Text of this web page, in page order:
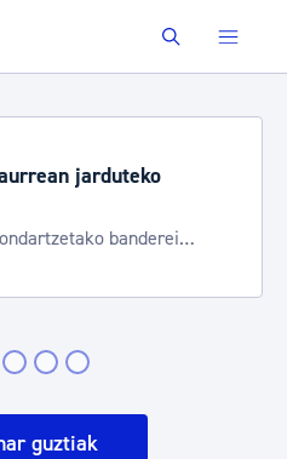
Buscar
jarduteko
banderei
guztiak